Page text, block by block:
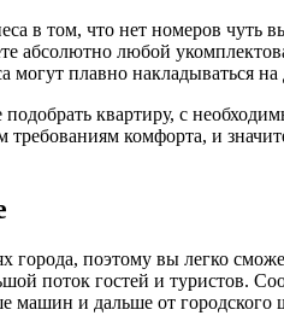
в том, что нет номеров чуть
абсолютно любой
могут плавно накладываться на
квартиру, с
требованиям комфорта, и
города, поэтому вы легко
поток гостей и туристов.
машин и дальше от